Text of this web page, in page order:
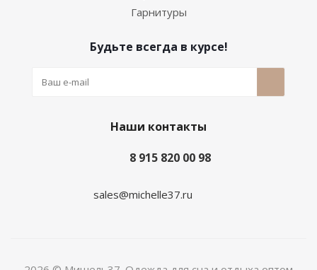
Гарнитуры
Будьте всегда в курсе!
Наши контакты
8 915 820 00 98
sales@michelle37.ru